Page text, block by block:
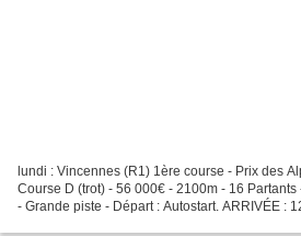
lundi : Vincennes (R1) 1ère course - Prix des
Course D (trot) - 56 000€ - 2100m - 16
- Grande piste - Départ : Autostart. ARRIVÉE :